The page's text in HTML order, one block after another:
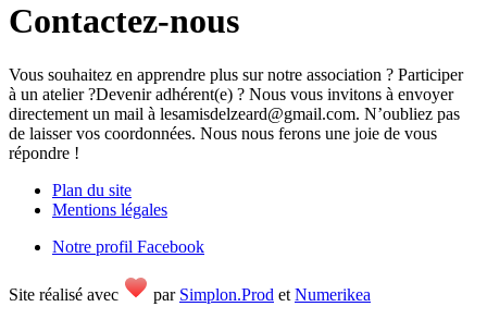
Contactez-nous
Vous souhaitez en apprendre plus sur notre association ? Participer
à un atelier ?Devenir adhérent(e) ? Nous vous invitons à envoyer
directement un mail à lesamisdelzeard@​gmail.​com. N’oubliez pas
de laisser vos coordonnées. Nous nous ferons une joie de vous
répondre !
Plan du site
Mentions légales
Notre profil Facebook
Site réalisé avec par Simplon.Prod et Numerikea